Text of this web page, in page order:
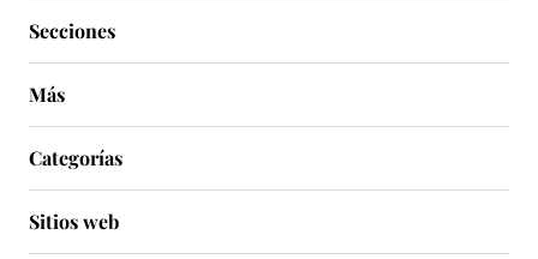
Secciones
Más
Categorías
Sitios web